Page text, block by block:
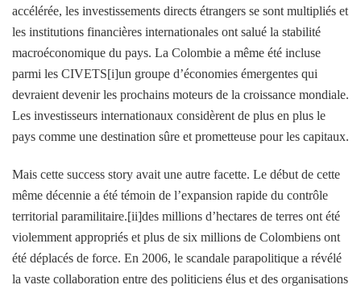
accélérée, les investissements directs étrangers se sont multipliés et
les institutions financières internationales ont salué la stabilité
macroéconomique du pays. La Colombie a même été incluse
parmi les CIVETS[i]un groupe d’économies émergentes qui
devraient devenir les prochains moteurs de la croissance mondiale.
Les investisseurs internationaux considèrent de plus en plus le
pays comme une destination sûre et prometteuse pour les capitaux.
Mais cette success story avait une autre facette. Le début de cette
même décennie a été témoin de l’expansion rapide du contrôle
territorial paramilitaire.[ii]des millions d’hectares de terres ont été
violemment appropriés et plus de six millions de Colombiens ont
été déplacés de force. En 2006, le scandale parapolitique a révélé
la vaste collaboration entre des politiciens élus et des organisations